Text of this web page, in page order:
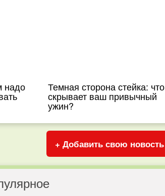
надо Темная сторона стейка: что
скрывает ваш привычный
ужин?
+ Добавить свою новость